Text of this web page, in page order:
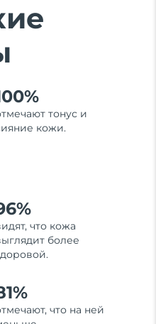
тонус и
кожи.
что кожа
более
что на ней